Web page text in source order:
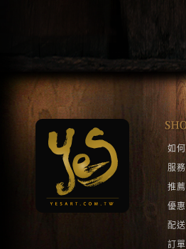
如
服
推
優
配
訂